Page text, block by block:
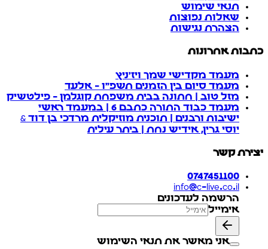
תנאי שימוש
שאלות נפוצות
הצהרת נגישות
כתבות אחרונות
מעמד מקדישי שמך ויז'ניץ
מעמד סיום בין הזמנים תשפ"ו - אלעד
מזל טוב | חתונה בבית משפחת קוגלמן - פילטשיק
מעמד כבוד התורה כתבם 6 | במעמד ראשי
ישיבות ורבנים | תוכנית מוזיקלית מרדכי בן דוד &
יוסי גרין, אידיש נחת | ביתר עילית
יצירת קשר
0747451100
info@c-live.co.il
הרשמה לעדכונים
אימייל
אני מאשר את תנאי השימוש